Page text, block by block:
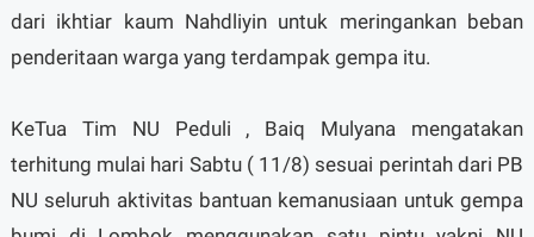
dari ikhtiar kaum Nahdliyin untuk meringankan beban
penderitaan warga yang terdampak gempa itu.
KeTua Tim NU Peduli , Baiq Mulyana mengatakan
terhitung mulai hari Sabtu ( 11/8) sesuai perintah dari PB
NU seluruh aktivitas bantuan kemanusiaan untuk gempa